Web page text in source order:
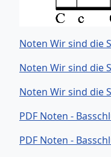
Noten Wir sind die
Noten Wir sind die
Noten Wir sind die
PDF Noten -
PDF Noten -